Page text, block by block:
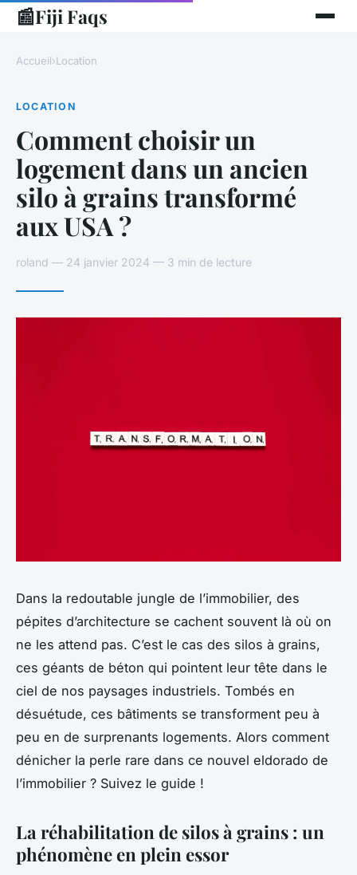
📰Fiji Faqs
Accueil›Location
LOCATION
Comment choisir un
logement dans un ancien
silo à grains transformé
aux USA ?
roland — 24 janvier 2024 — 3 min de lecture
Dans la redoutable jungle de l’immobilier, des
pépites d’architecture se cachent souvent là où on
ne les attend pas. C’est le cas des silos à grains,
ces géants de béton qui pointent leur tête dans le
ciel de nos paysages industriels. Tombés en
désuétude, ces bâtiments se transforment peu à
peu en de surprenants logements. Alors comment
dénicher la perle rare dans ce nouvel eldorado de
l’immobilier ? Suivez le guide !
La réhabilitation de silos à grains : un
phénomène en plein essor